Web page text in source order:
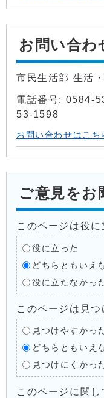
お問い合わ
市民生活部 生活
電話番号: 0584-
53-1598
お問い合わせはこち
ご意見をお
このページは役に
役に立った
どちらともいえ
役に立たなかっ
このページは見
見つけやすかっ
どちらともいえ
見つけにくかっ
このページに関